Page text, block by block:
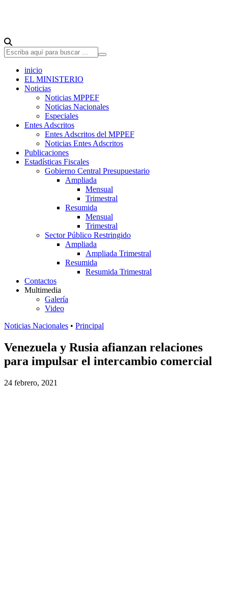
inicio
EL MINISTERIO
Noticias
Noticias MPPEF
Noticias Nacionales
Especiales
Entes Adscritos
Entes Adscritos del MPPEF
Noticias Entes Adscritos
Publicaciones
Estadísticas Fiscales
Gobierno Central Presupuestario
Ampliada
Mensual
Trimestral
Resumida
Mensual
Trimestral
Sector Público Restringido
Ampliada
Ampliada Trimestral
Resumida
Resumida Trimestral
Contactos
Multimedia
Galería
Video
Noticias Nacionales • Principal
Venezuela y Rusia afianzan relaciones
para impulsar el intercambio comercial
24 febrero, 2021